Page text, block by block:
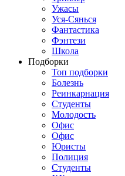
Ужасы
Уся-Сянься
Фантастика
Фэнтези
Школа
Подборки
Топ подборки
Болезнь
Реинкарнация
Студенты
Молодость
Офис
Офис
Юристы
Полиция
Студенты